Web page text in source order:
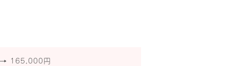
→ 165,000円